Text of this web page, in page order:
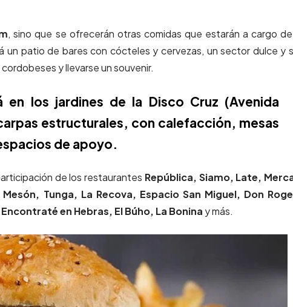
, sino que se ofrecerán otras comidas que estarán a cargo
un patio de bares con cócteles y cervezas, un sector dulce y
y llevarse un souvenir.
en los jardines de la Disco Cruz (Avenida
estructurales, con calefacción, mesas
de apoyo.
de los restaurantes República, Siamo, Late,
Tunga, La Recova, Espacio San Miguel, Don
en Hebras, El Búho, La Bonina y más.